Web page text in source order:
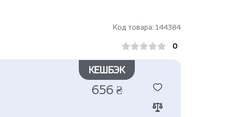
Код товара: 144384
0
КЕШБЭК
656 ₴